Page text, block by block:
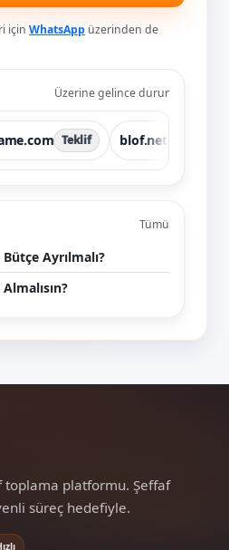
için WhatsApp üzerinden de
Üzerine gelince durur
Teklif blof.net Teklif
Tümü
Ayrılmalı?
platformu. Şeffaf
süreç hedefiyle.